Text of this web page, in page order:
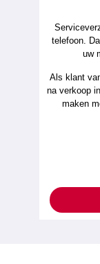
telefoon.
uw
Als klant
na verkoop
maken